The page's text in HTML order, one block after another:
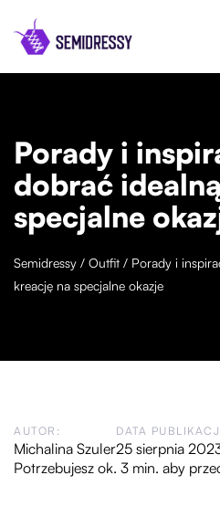
Porady i
dobrać
specjalne
Semidressy / Outfit / Porady i
kreację na specjalne okazje
AUTOR:
Michalina Szuler
DATA
25 sierpnia
Potrzebujesz ok. 3 min. aby